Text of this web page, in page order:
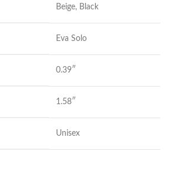
Beige, Black
Eva Solo
0.39″
1.58″
Unisex